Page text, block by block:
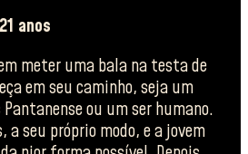
anos
meter uma bala na testa de
em seu caminho, seja um
ou um ser humano.
a seu próprio modo, e a jovem